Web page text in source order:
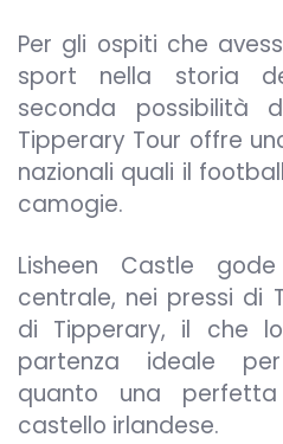
Per gli ospiti che
sport nella storia
seconda possibilità
Tipperary Tour offre
nazionali quali il
camogie.
Lisheen Castle
centrale, nei pressi di
di Tipperary, il che
partenza ideale
quanto una
castello irlandese.